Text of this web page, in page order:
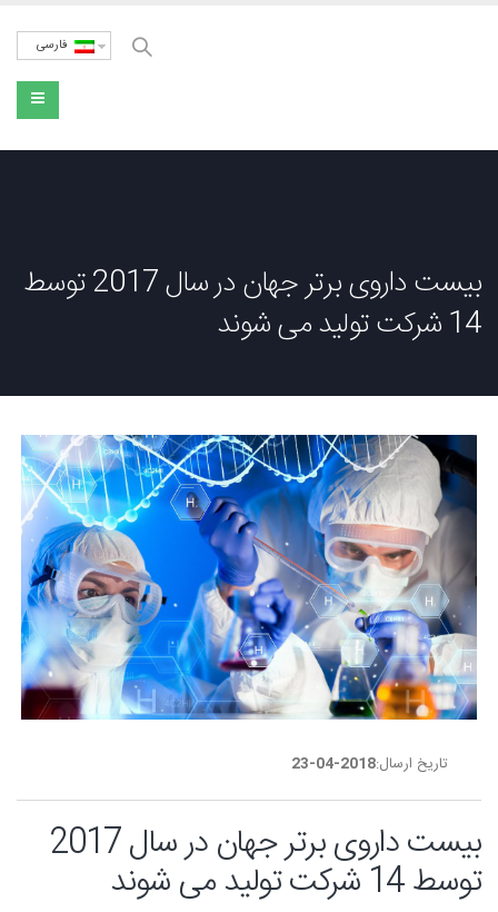
فارسی
بیست داروی برتر جهان در سال 2017 توسط
14 شرکت تولید می شوند
تاریخ ارسال:2018-04-23
بیست داروی برتر جهان در سال 2017
توسط 14 شرکت تولید می شوند